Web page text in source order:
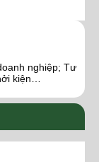
nghiệp; Tư
kiện…